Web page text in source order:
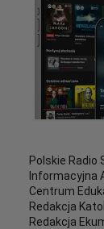
Polskie Radio
Informacyjna
Centrum
Redakcja
Redakcja